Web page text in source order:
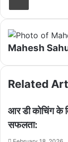
Mahesh
Related
आर डी कोचिंग के
सफलता: